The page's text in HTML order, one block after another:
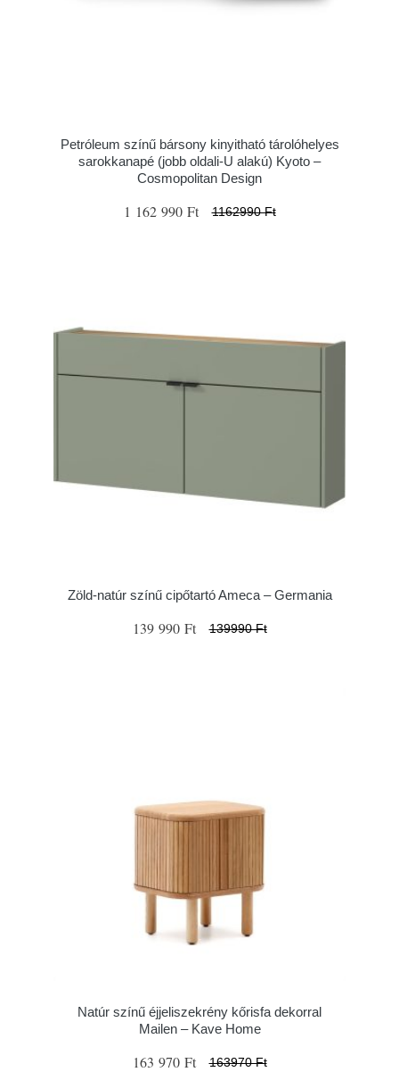
Petróleum színű bársony kinyitható tárolóhelyes
sarokkanapé (jobb oldali-U alakú) Kyoto –
Cosmopolitan Design
1 162 990 Ft 1162990 Ft
Zöld-natúr színű cipőtartó Ameca – Germania
139 990 Ft 139990 Ft
Natúr színű éjjeliszekrény kőrisfa dekorral
Mailen – Kave Home
163 970 Ft 163970 Ft